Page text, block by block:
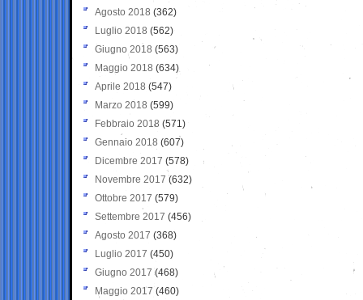
Agosto 2018 (362)
Luglio 2018 (562)
Giugno 2018 (563)
Maggio 2018 (634)
Aprile 2018 (547)
Marzo 2018 (599)
Febbraio 2018 (571)
Gennaio 2018 (607)
Dicembre 2017 (578)
Novembre 2017 (632)
Ottobre 2017 (579)
Settembre 2017 (456)
Agosto 2017 (368)
Luglio 2017 (450)
Giugno 2017 (468)
Maggio 2017 (460)